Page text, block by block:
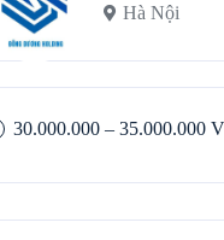
Hà Nội
30.000.000 – 35.000.000